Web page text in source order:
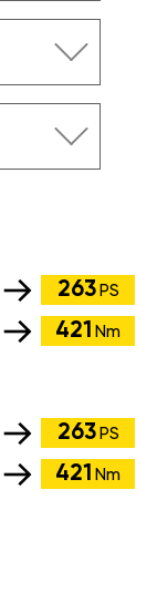
263 PS
421 Nm
263 PS
421 Nm